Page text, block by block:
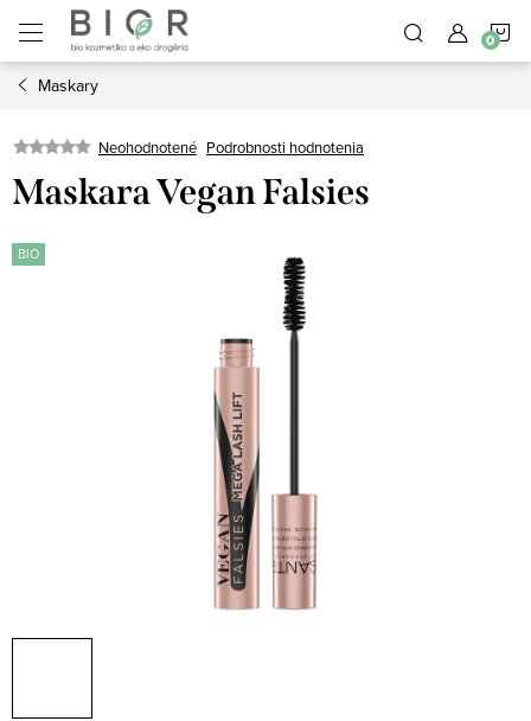
obsah
Maskary
Neohodnotené Podrobnosti hodnotenia
Maskara Vegan Falsies
BIO